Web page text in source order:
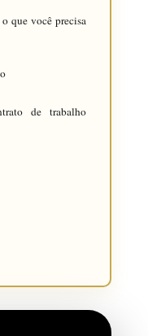
que você precisa
de trabalho